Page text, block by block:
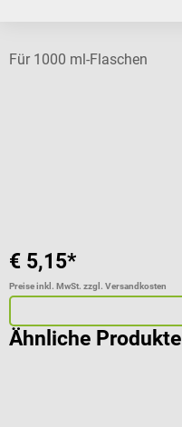
Für 1000 ml-Flaschen
€ 5,15*
Preise inkl. MwSt. zzgl. Versandkosten
Ähnliche Produkte